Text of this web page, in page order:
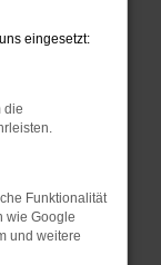
deine
eingesetzt:
die
Funktionalität
wie Google
und weitere